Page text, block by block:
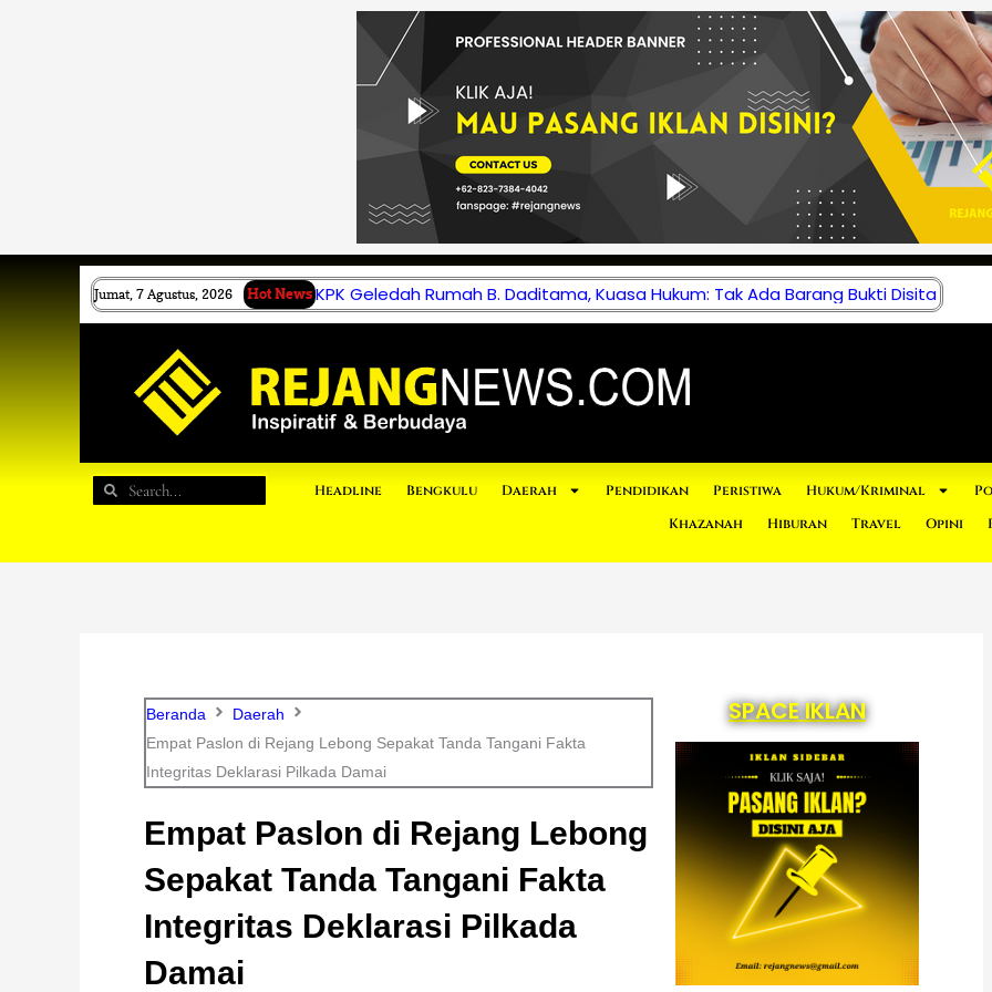
Jumat, 7 Agustus, 2026 Hot News KPK Geledah Rumah B. Daditama, Kuasa Hukum: Tak Ada Barang Bukti Disita
Search
Search Headline Bengkulu Daerah Pendidikan Peristiwa Hukum/Kriminal
Khazanah
Hiburan Travel Opini
Beranda
Daerah
Empat Paslon di Rejang Lebong Sepakat Tanda Tangani Fakta
Integritas Deklarasi Pilkada Damai
Empat Paslon di Rejang Lebong
Sepakat Tanda Tangani Fakta
Integritas Deklarasi Pilkada
Damai
SPACE IKLAN